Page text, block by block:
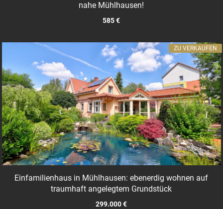
nahe Mühlhausen!
585 €
Einfamilienhaus in Mühlhausen: ebenerdig wohnen auf
traumhaft angelegtem Grundstück
299.000 €
ZU VERKAUFEN